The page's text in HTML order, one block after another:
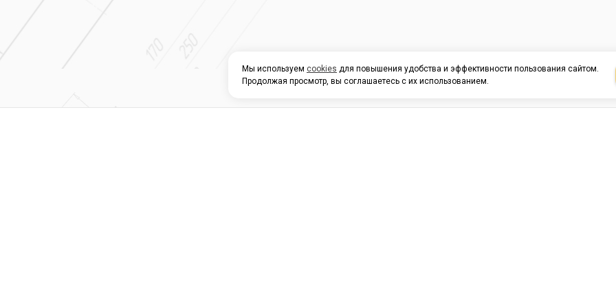
Мы используем cookies для повышения удобства и эффективности пользования сайтом.
Продолжая просмотр, вы соглашаетесь с их использованием.